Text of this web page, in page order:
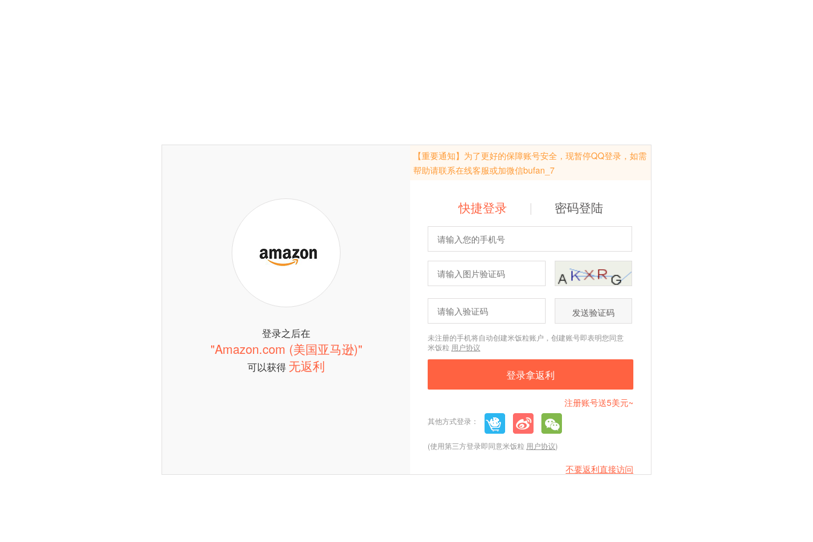
登录之后在
"Amazon.com (美国亚马逊)"
可以获得 无返利
【重要通知】为了更好的保障账号安全，现暂停QQ登录，如需
帮助请联系在线客服或加微信bufan_7
快捷登录 | 密码登陆
发送验证码
未注册的手机将自动创建米饭粒账户，创建账号即表明您同意
米饭粒 用户协议
注册账号送5美元~
其他方式登录：
(使用第三方登录即同意米饭粒 用户协议)
不要返利直接访问